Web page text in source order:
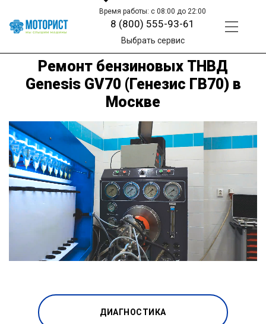
Время работы: с 08:00 до 22:00
8 (800) 555-93-61
Выбрать сервис
Ремонт бензиновых ТНВД
Genesis GV70 (Генезис ГВ70) в
Москве
ДИАГНОСТИКА